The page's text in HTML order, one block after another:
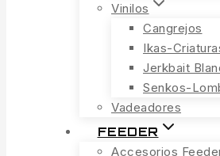
Vinilos
Cangrejos
Ikas-
Jerkbait
Senkos-
Vadeadores
FEEDER
Accesorios